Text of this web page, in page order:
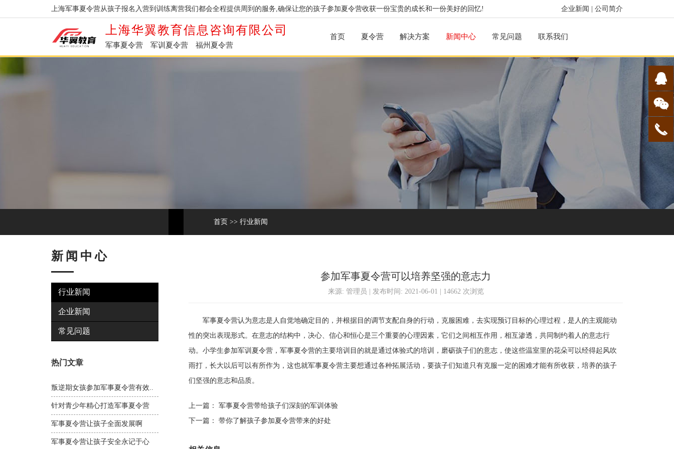
企业新闻 公司简介
上海军事夏令营从孩子报名入营到训练离营我们都会全程提供周到的服务,确保让您的孩子参加夏令营收获一份宝贵的成长和一份美好的回忆!
上海华翼教育信息咨询有限公司
军事夏令营 军训夏令营 福州夏令营
首页 夏令营 解决方案 新闻中心 常见问题 联系我们
首页 >> 行业新闻
新闻中心
行业新闻
企业新闻
常见问题
热门文章
叛逆期女孩参加军事夏令营有效..
针对青少年精心打造军事夏令营
军事夏令营让孩子全面发展啊
军事夏令营让孩子安全永记于心
参加军事夏令营可以培养坚强的意志力
来源: 管理员 | 发布时间: 2021-06-01 | 14662 次浏览
军事夏令营认为意志是人自觉地确定目的，并根据目的调节支配自身的行动，克服困难，去实现预订目标的心理过程，是人的主观能动
性的突出表现形式。在意志的结构中，决心、信心和恒心是三个重要的心理因素，它们之间相互作用，相互渗透，共同制约着人的意志行
动。小学生参加军训夏令营，军事夏令营的主要培训目的就是通过体验式的培训，磨砺孩子们的意志，使这些温室里的花朵可以经得起风吹
雨打，长大以后可以有所作为，这也就军事夏令营主要想通过各种拓展活动，要孩子们知道只有克服一定的困难才能有所收获，培养的孩子
们坚强的意志和品质。
上一篇：
军事夏令营带给孩子们深刻的军训体验
下一篇：
带你了解孩子参加夏令营带来的好处